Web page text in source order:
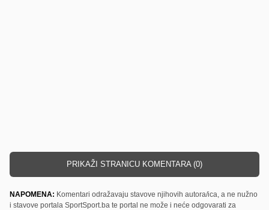
PRIKAŽI STRANICU KOMENTARA (0)
NAPOMENA: Komentari odražavaju stavove njihovih autora/ica, a ne nužno
i stavove portala SportSport.ba te portal ne može i neće odgovarati za